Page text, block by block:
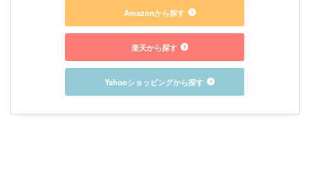
Amazonから探す
楽天から探す
Yahooショッピングから探す